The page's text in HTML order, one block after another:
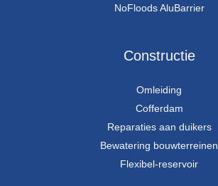
NoFloods AluBarrier
Constructie
Omleiding
Cofferdam
Reparaties aan duikers
Bewatering bouwterreinen
Flexibel-reservoir